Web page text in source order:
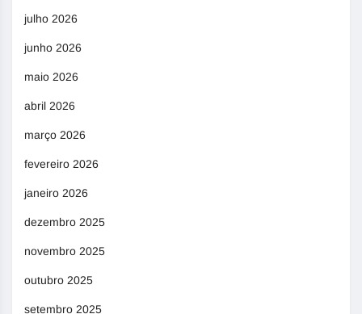
julho 2026
junho 2026
maio 2026
abril 2026
março 2026
fevereiro 2026
janeiro 2026
dezembro 2025
novembro 2025
outubro 2025
setembro 2025